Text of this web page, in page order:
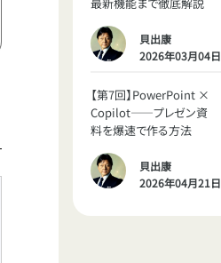
貝出康
2026年03月04日
【第7回】PowerPoint ×
Copilot——プレゼン資
料を爆速で作る方法
貝出康
2026年04月21日